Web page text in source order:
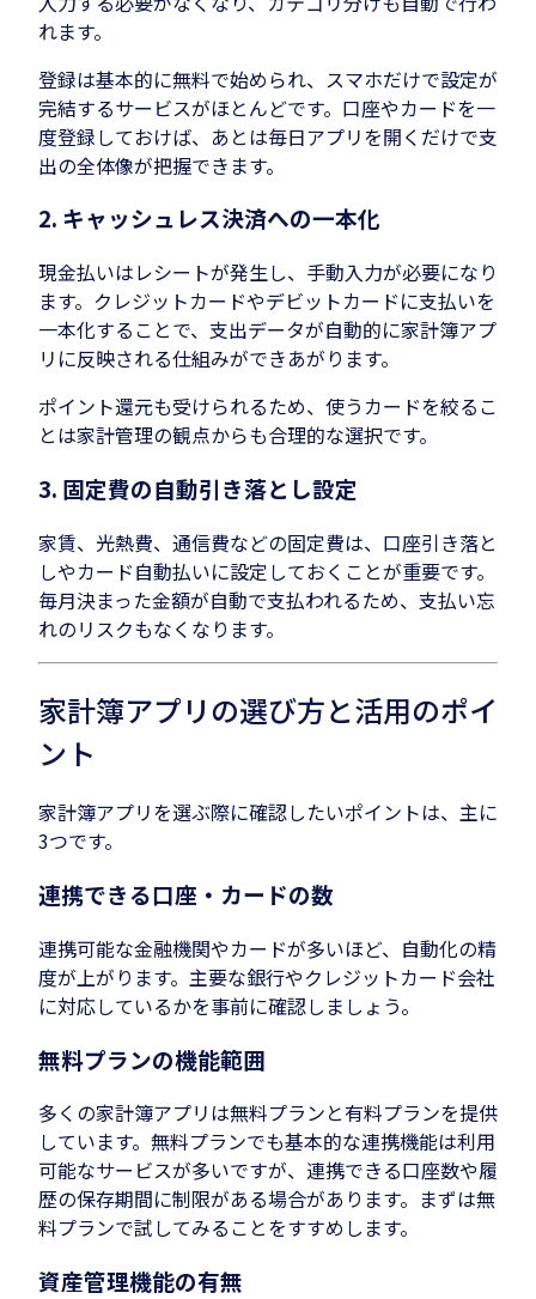
れます。
登録は基本的に無料で始められ、スマホだけで設定が
完結するサービスがほとんどです。口座やカードを一
度登録しておけば、あとは毎日アプリを開くだけで支
出の全体像が把握できます。
2. キャッシュレス決済への一本化
現金払いはレシートが発生し、手動入力が必要になり
ます。クレジットカードやデビットカードに支払いを
一本化することで、支出データが自動的に家計簿アプ
リに反映される仕組みができあがります。
ポイント還元も受けられるため、使うカードを絞るこ
とは家計管理の観点からも合理的な選択です。
3. 固定費の自動引き落とし設定
家賃、光熱費、通信費などの固定費は、口座引き落と
しやカード自動払いに設定しておくことが重要です。
毎月決まった金額が自動で支払われるため、支払い忘
れのリスクもなくなります。
家計簿アプリの選び方と活用のポイ
ント
家計簿アプリを選ぶ際に確認したいポイントは、主に
3つです。
連携できる口座・カードの数
連携可能な金融機関やカードが多いほど、自動化の精
度が上がります。主要な銀行やクレジットカード会社
に対応しているかを事前に確認しましょう。
無料プランの機能範囲
多くの家計簿アプリは無料プランと有料プランを提供
しています。無料プランでも基本的な連携機能は利用
可能なサービスが多いですが、連携できる口座数や履
歴の保存期間に制限がある場合があります。まずは無
料プランで試してみることをすすめします。
資産管理機能の有無